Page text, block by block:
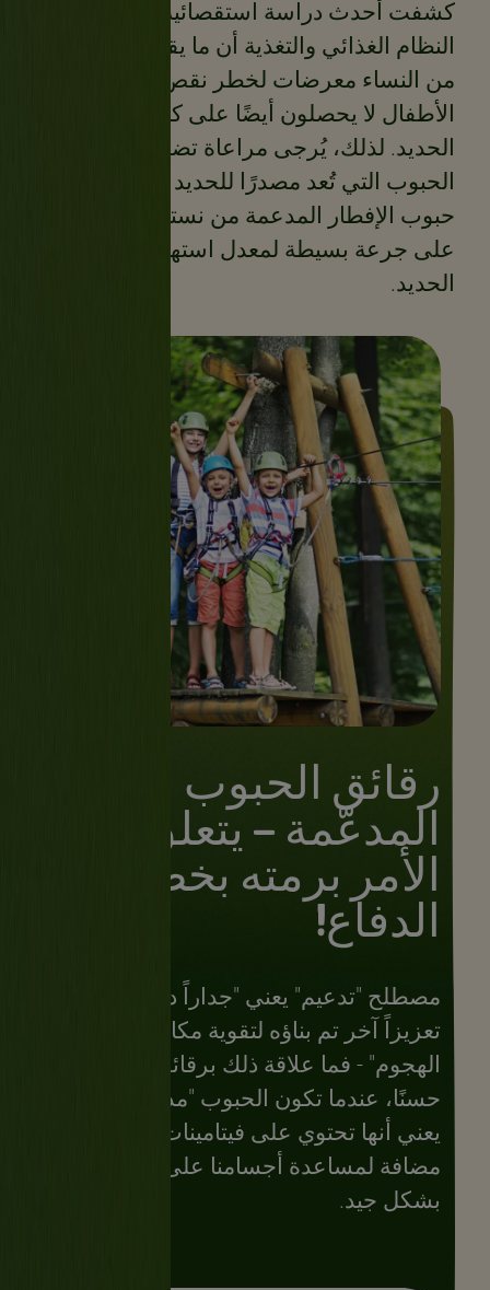
كشفت أحدث دراسة استقصائية وطنية عن
من النساء معرضات لخطر نقص الحديد وأن
الأطفال لا يحصلون أيضًا على كمية كافية من
الحديد. لذلك، يُرجى مراعاة تضمين رقائق
الحبوب التي تُعد مصدرًا للحديد مثل رقائق
حبوب الإفطار المدعمة من نستله للحصول
على جرعة بسيطة لمعدل استهلاكك من
الحديد.
رقائق الحبوب
المدعّمة - يتعلق
الأمر برمته بخطوط
الدفاع!
مصطلح "تدعيم" يعني "جداراً دفاعياً أو
تعزيزاً آخر تم بناؤه لتقوية مكان ضد
الهجوم" - فما علاقة ذلك برقائق الحبوب؟
حسنًا، عندما تكون الحبوب "مدعّمة"، فهذا
يعني أنها تحتوي على فيتامينات ومعادن
مضافة لمساعدة أجسامنا على العمل
بشكل جيد.